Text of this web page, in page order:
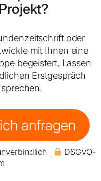
oder
mit Ihnen eine
begeistert. Lassen
Erstgespräch
anfragen
|
DSGVO-